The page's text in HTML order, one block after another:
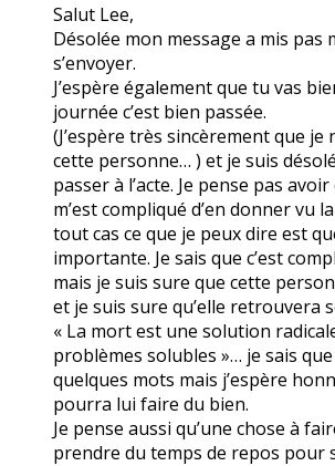
Salut Lee,
Désolée mon message a mis pas
s’envoyer.
J’espère également que tu vas
journée c’est bien passée.
(J’espère très sincèrement que je
cette personne… ) et je suis
passer à l’acte. Je pense pas
m’est compliqué d’en donner vu
tout cas ce que je peux dire est
importante. Je sais que c’est
mais je suis sure que cette
et je suis sure qu’elle retrouvera
« La mort est une solution
problèmes solubles »… je sais que
quelques mots mais j’espère
pourra lui faire du bien.
Je pense aussi qu’une chose à
prendre du temps de repos pour